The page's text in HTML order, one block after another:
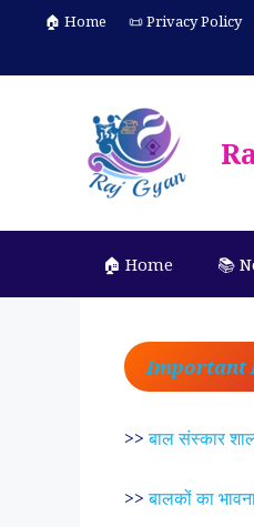
content
🏠 Home 📜 Privacy Policy
🏠 Home 📚
Important
>>बाल संस्कार
>>बालकों का